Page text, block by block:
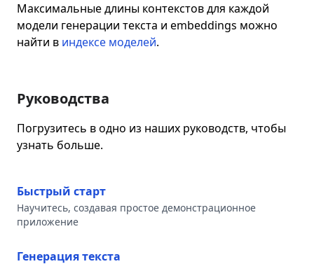
Максимальные длины контекстов для каждой
модели генерации текста и embeddings можно
найти в индексе моделей.
Руководства
Погрузитесь в одно из наших руководств, чтобы
узнать больше.
Быстрый старт
Научитесь, создавая простое демонстрационное
приложение
Генерация текста